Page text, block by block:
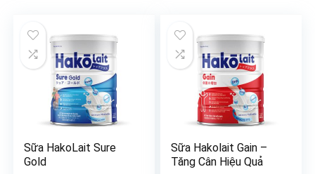
Sữa HakoLait Sure
Gold
Sữa Hakolait Gain –
Tăng Cân Hiệu Quả